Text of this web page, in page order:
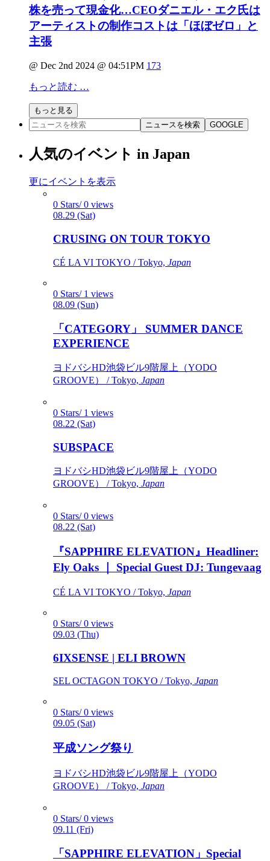
株を売って現金化…CEOダニエル・エク氏は
アーティストの制作コストは「ほぼゼロ」と
主張
@ Dec 2nd 2024 @ 04:51PM 173
もっと読む …
もっと見る
ニュースを検索
GOOGLE
人気のイベント in Japan
更にイベントを表示
0 Stars/ 0 views
08.29 (Sat)
CRUSING ON TOUR TOKYO
CÉ LA VI TOKYO / Tokyo, Japan
0 Stars/ 1 views
08.09 (Sun)
「CATEGORY」 SUMMER DANCE
EXPERIENCE
ヨドバシHD池袋ビル9階屋上（YODO
GROOVE） / Tokyo, Japan
0 Stars/ 1 views
08.22 (Sat)
SUBSPACE
ヨドバシHD池袋ビル9階屋上（YODO
GROOVE） / Tokyo, Japan
0 Stars/ 0 views
08.22 (Sat)
『SAPPHIRE ELEVATION』Headliner:
Ely Oaks ｜ Special Guest DJ: Tungevaag
CÉ LA VI TOKYO / Tokyo, Japan
0 Stars/ 0 views
09.03 (Thu)
6IXSENSE | ELI BROWN
SEL OCTAGON TOKYO / Tokyo, Japan
0 Stars/ 0 views
09.05 (Sat)
平成ソング祭り
ヨドバシHD池袋ビル9階屋上（YODO
GROOVE） / Tokyo, Japan
0 Stars/ 0 views
09.11 (Fri)
「SAPPHIRE ELEVATION」Special